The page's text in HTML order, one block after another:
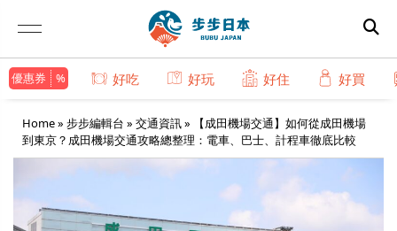
優惠券 好吃 好玩 好住 好買
Home» 步步編輯台 » 交通資訊» 【成田機場交通】如何從成田機場
到東京？成田機場交通攻略總整理：電車、巴士、計程車徹底比較